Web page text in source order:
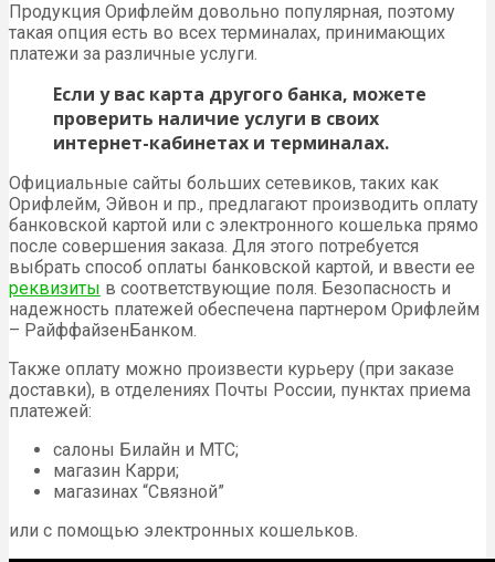
Продукция Орифлейм довольно популярная, поэтому
такая опция есть во всех терминалах, принимающих
платежи за различные услуги.
Если у вас карта другого банка, можете
проверить наличие услуги в своих
интернет-кабинетах и терминалах.
Официальные сайты больших сетевиков, таких как
Орифлейм, Эйвон и пр., предлагают производить оплату
банковской картой или с электронного кошелька прямо
после совершения заказа. Для этого потребуется
выбрать способ оплаты банковской картой, и ввести ее
реквизиты в соответствующие поля. Безопасность и
надежность платежей обеспечена партнером Орифлейм
– РайффайзенБанком.
Также оплату можно произвести курьеру (при заказе
доставки), в отделениях Почты России, пунктах приема
платежей:
салоны Билайн и МТС;
магазин Карри;
магазинах “Связной”
или с помощью электронных кошельков.